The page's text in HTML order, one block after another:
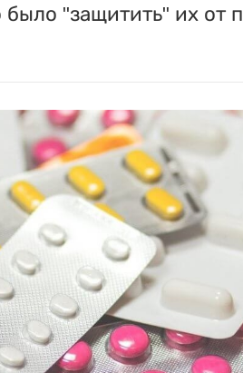
"защитить" их от